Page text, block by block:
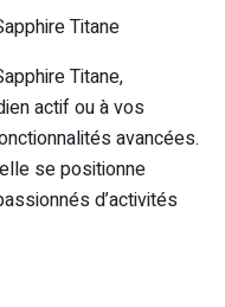
Titane
Titane,
actif ou à vos
avancées.
se positionne
d’activités